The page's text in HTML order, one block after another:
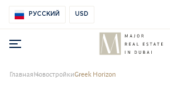
РУССКИЙ USD
ГлавнаяНовостройкиCreek Horizon